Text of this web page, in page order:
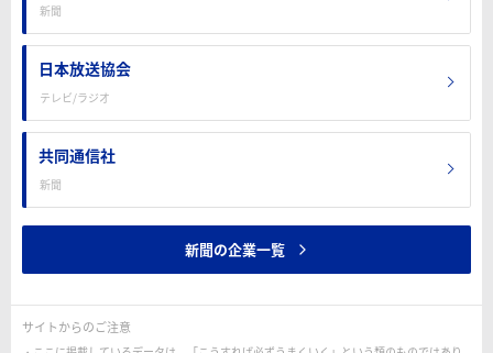
新聞
日本放送協会
テレビ/ラジオ
共同通信社
新聞
新聞の企業一覧
サイトからのご注意